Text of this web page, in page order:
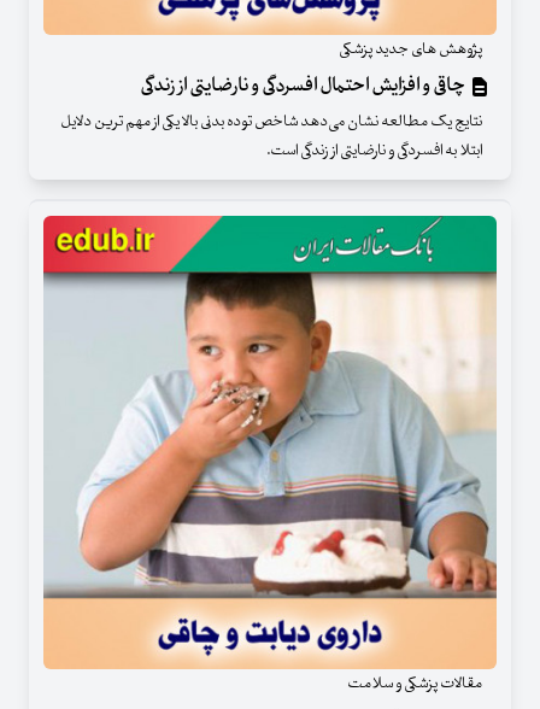
پژوهش های جدید پزشکی
چاقی و افزایش احتمال افسردگی و نارضایتی از زندگی
نتایج یک مطالعه نشان می‌دهد شاخص توده بدنی بالا یکی از مهم ترین دلایل
ابتلا به افسردگی و نارضایتی از زندگی است.
مقالات پزشکی و سلامت